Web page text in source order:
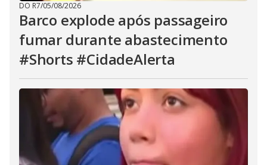
DO R7/05/08/2026
Barco explode após passageiro
fumar durante abastecimento
#Shorts #CidadeAlerta